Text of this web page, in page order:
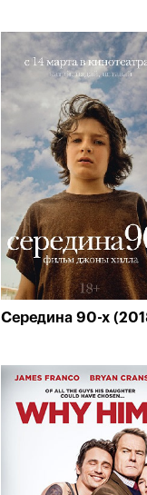
Середина 90-х